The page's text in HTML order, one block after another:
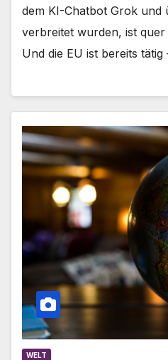
dem KI-Chatbot Grok und
verbreitet wurden, ist
Und die EU ist bereits
WELT